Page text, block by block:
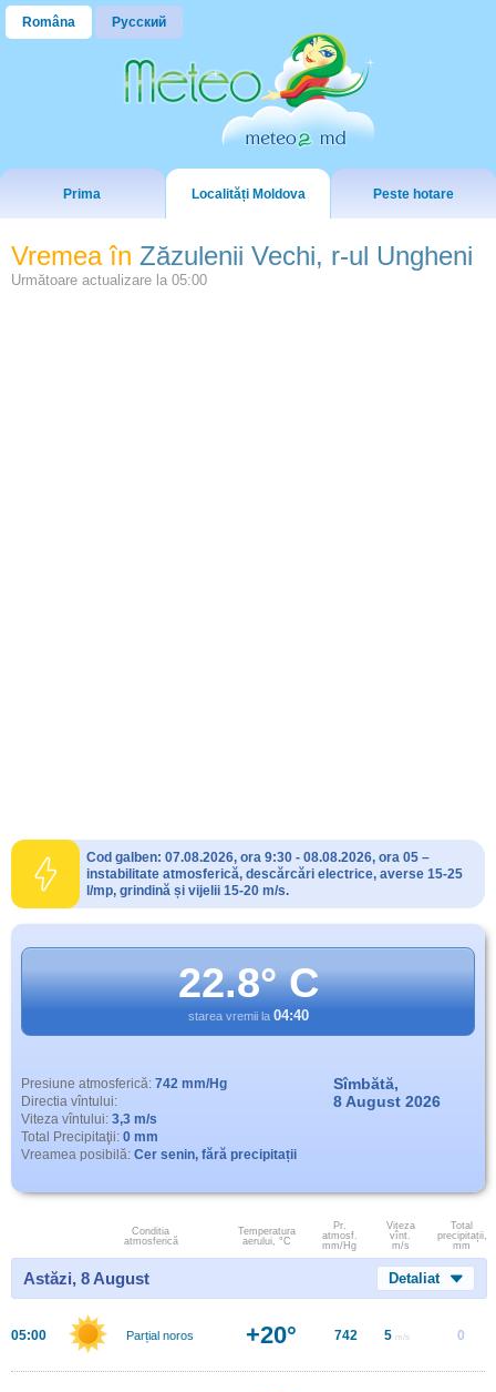
Româna Русский
Prima Localități Moldova Peste hotare
Vremea în Zăzulenii Vechi, r-ul Ungheni
Următoare actualizare la 05:00
Cod galben: 07.08.2026, ora 9:30 - 08.08.2026, ora 05 –
instabilitate atmosferică, descărcări electrice, averse 15-25
l/mp, grindină și vijelii 15-20 m/s.
22.8° C
starea vremii la 04:40
Presiune atmosferică: 742 mm/Hg
Directia vîntului:
Viteza vîntului: 3,3 m/s
Total Precipitaţii: 0 mm
Vreamea posibilă: Cer senin, fără precipitații
Sîmbătă,
8 August 2026
Conditia
atmosferică
Temperatura
aerului, °C
Pr.
atmosf.
mm/Hg
Viteza
vînt.
m/s
Total
precipitații,
mm
Astăzi, 8 August Detaliat
05:00 Parțial noros +20° 742 5 m/s 0